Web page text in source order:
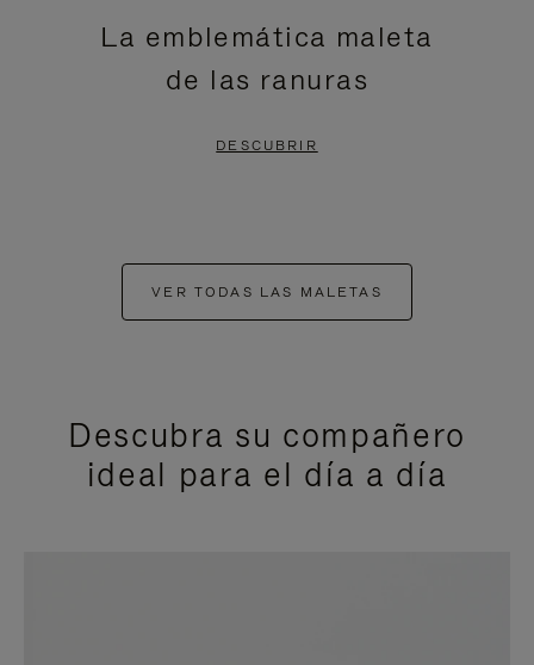
La emblemática maleta
de las ranuras
DESCUBRIR
VER TODAS LAS MALETAS
Descubra su compañero
ideal para el día a día